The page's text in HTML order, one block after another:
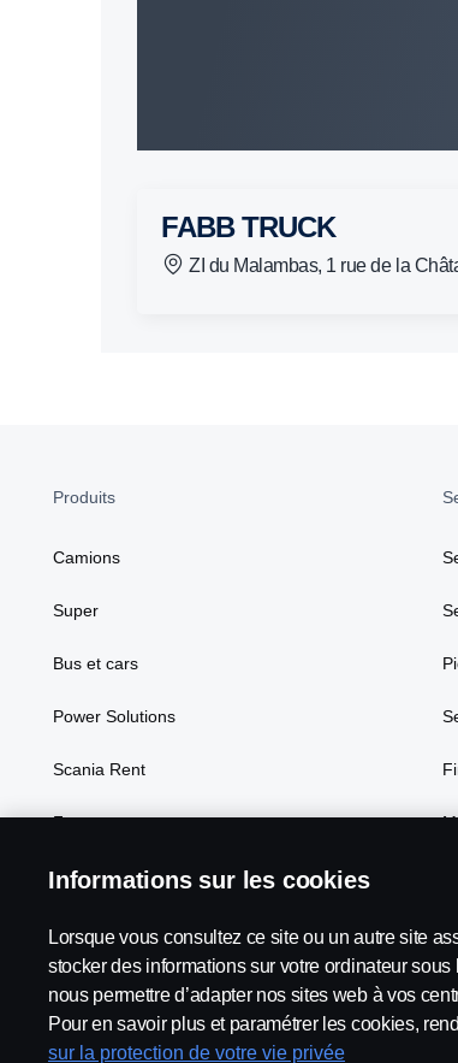
FABB TRUCK
ZI du Malambas, 1 rue de la
Produits
Camions
Super
Bus et cars
Power Solutions
Scania Rent
Focus
Scania in Your Region: France
Informations sur les cookies
Lorsque vous consultez ce site ou un autre site
stocker des informations sur votre ordinateur sous
nous permettre d’adapter nos sites web à vos
Pour en savoir plus et paramétrer les cookies,
sur la protection de votre vie privée